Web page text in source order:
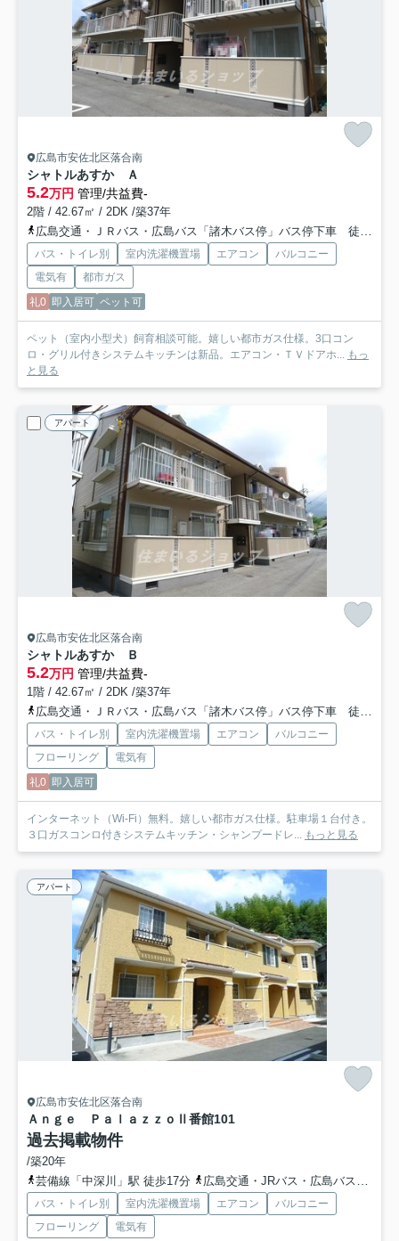
広島市安佐北区落合南
シャトルあすか Ａ
5.2万円 管理/共益費-
2階 / 42.67㎡ / 2DK /築37年
広島交通・ＪＲバス・広島バス「諸木バス停」バス停下車 徒歩3分
バス・トイレ別 室内洗濯機置場 エアコン
バルコニー
電気有
都市ガス
礼0 即入居可 ペット可
ペット（室内小型犬）飼育相談可能。嬉しい都市ガス仕様。3口コン
ロ・グリル付きシステムキッチンは新品。エアコン・ＴＶドアホ...
もっ
と見る
アパート
広島市安佐北区落合南
シャトルあすか Ｂ
5.2万円 管理/共益費-
1階 / 42.67㎡ / 2DK /築37年
広島交通・ＪＲバス・広島バス「諸木バス停」バス停下車 徒歩3分
バス・トイレ別 室内洗濯機置場 エアコン
バルコニー
フローリング
電気有
礼0 即入居可
インターネット（Wi-Fi）無料。嬉しい都市ガス仕様。駐車場１台付き。
３口ガスコンロ付きシステムキッチン・シャンプードレ...
もっと見る
アパート
広島市安佐北区落合南
Ａｎｇｅ ＰａｌａｚｚｏⅡ番館101
過去掲載物件
/築20年
芸備線「中深川」駅 徒歩17分
広島交通・JRバス・広島バス「諸木峠バス停」バス停下車 徒歩6分
バス・トイレ別 室内洗濯機置場 エアコン
バルコニー
フローリング
電気有